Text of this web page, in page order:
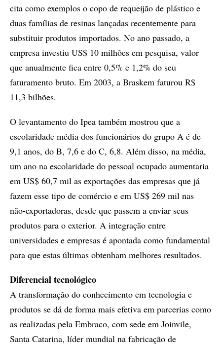
cita como exemplos o copo de requeijão de plástico e
duas famílias de resinas lançadas recentemente para
substituir produtos importados. No ano passado, a
empresa investiu US$ 10 milhões em pesquisa, valor
que anualmente fica entre 0,5% e 1,2% do seu
faturamento bruto. Em 2003, a Braskem faturou R$
11,3 bilhões.
O levantamento do Ipea também mostrou que a
escolaridade média dos funcionários do grupo A é de
9,1 anos, do B, 7,6 e do C, 6,8. Além disso, na média,
um ano na escolaridade do pessoal ocupado aumentaria
em US$ 60,7 mil as exportações das empresas que já
fazem esse tipo de comércio e em US$ 269 mil nas
não-exportadoras, desde que passem a enviar seus
produtos para o exterior. A integração entre
universidades e empresas é apontada como fundamental
para que estas últimas obtenham melhores resultados.
Diferencial tecnológico
A transformação do conhecimento em tecnologia e
produtos se dá de forma mais efetiva em parcerias como
as realizadas pela Embraco, com sede em Joinvile,
Santa Catarina, líder mundial na fabricação de